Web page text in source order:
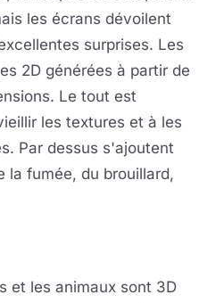
les écrans dévoilent
surprises. Les
2D générées à partir de
Le tout est
les textures et à les
Par dessus s'ajoutent
la fumée, du brouillard,
et les animaux sont 3D